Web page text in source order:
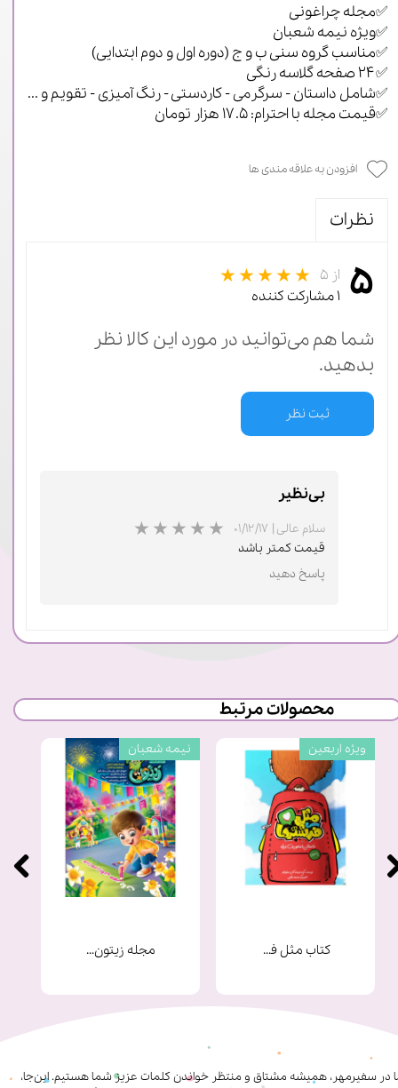
✅مجله چراغونی
✅ویژه نیمه شعبان
✅مناسب گروه سنی ب و ج (دوره اول و دوم ابتدایی)
✅۲۴ صفحه گلاسه رنگی
✅شامل داستان - سرگرمی - کاردستی - رنگ آمیزی - تقویم و ...
✅قیمت مجله با احترام: ۱۷.۵ هزار تومان
افزودن به علاقه مندی ها
نظرات
۵ از ۵
۱ مشارکت کننده
شما هم می‌توانید در مورد این کالا نظر
بدهید.
ثبت نظر
بی‌نظیر
سلام عالی | ۰۱/۱۲/۱۷
قیمت کمتر باشد
پاسخ دهید
محصولات مرتبط
مجله زیتون شماره 9
نیمه شعبان
کتاب مثل فرشته ها
ویژه اربعین
در سفیرمهر، همیشه مشتاق و منتظر خواندن کلمات عزیز شما هستیم. این‌جا،